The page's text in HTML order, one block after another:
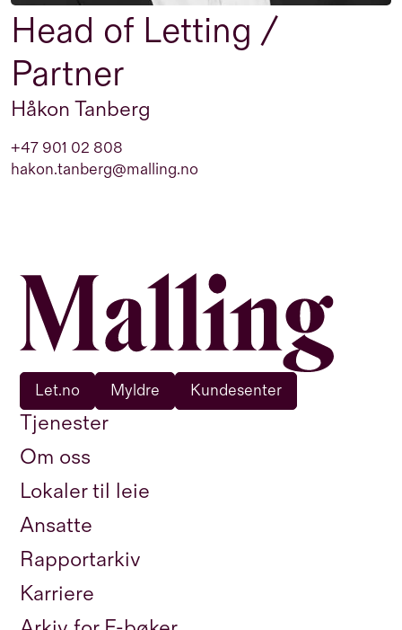
Head of Letting /
Partner
Håkon Tanberg
+47 901 02 808
hakon.tanberg@malling.no
Tjenester
Om oss
Lokaler til leie
Ansatte
Rapportarkiv
Karriere
Let.no Myldre Kundesenter